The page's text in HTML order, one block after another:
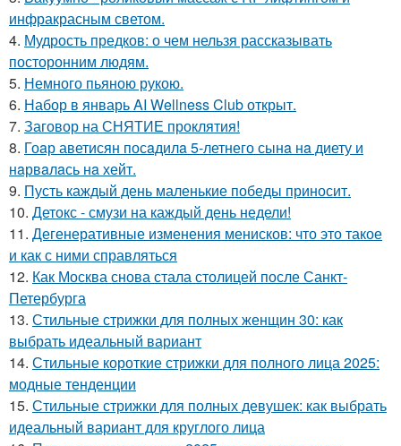
инфракрасным светом.
4. Мудрость предков: о чем нельзя рассказывать
посторонним людям.
5. Немного пьяною рукою.
6. Набор в январь AI Wellness Club открыт.
7. Заговор на СНЯТИЕ проклятия!
8. Гоaр аветисян посaдилa 5-летнего сынa нa диету и
нaрвaлaсь нa хейт.
9. Пусть каждый день маленькие победы приносит.
10. Детокс - смузи на каждый день недели!
11. Дегенеративные изменения менисков: что это такое
и как с ними справляться
12. Как Москва снова стала столицей после Санкт-
Петербурга
13. Стильные стрижки для полных женщин 30: как
выбрать идеальный вариант
14. Стильные короткие стрижки для полного лица 2025:
модные тенденции
15. Стильные стрижки для полных девушек: как выбрать
идеальный вариант для круглого лица